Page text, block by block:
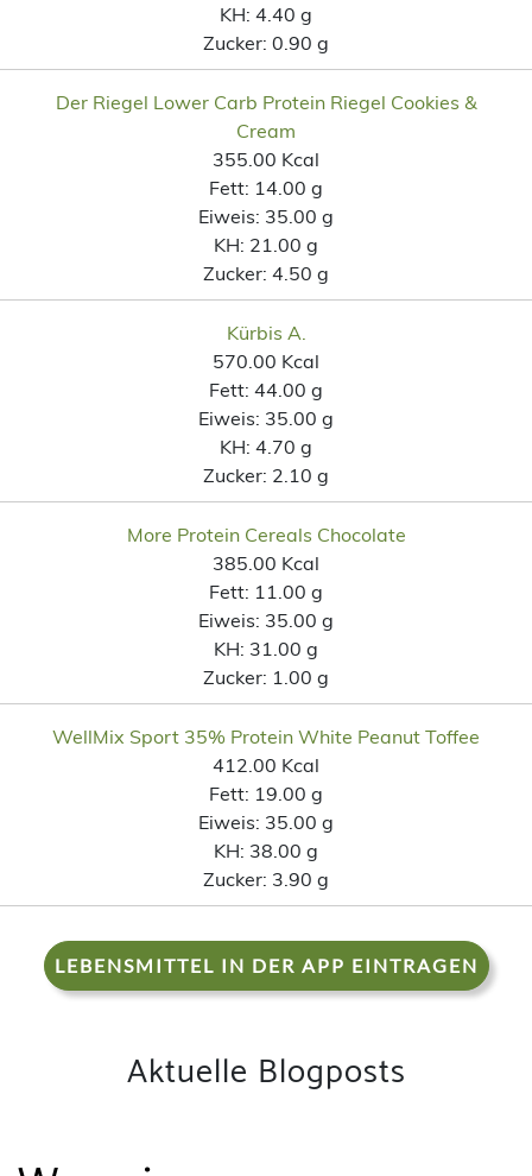
KH: 4.40 g
Zucker: 0.90 g
Der Riegel Lower Carb Protein Riegel Cookies &
Cream
355.00 Kcal
Fett: 14.00 g
Eiweis: 35.00 g
KH: 21.00 g
Zucker: 4.50 g
Kürbis A.
570.00 Kcal
Fett: 44.00 g
Eiweis: 35.00 g
KH: 4.70 g
Zucker: 2.10 g
More Protein Cereals Chocolate
385.00 Kcal
Fett: 11.00 g
Eiweis: 35.00 g
KH: 31.00 g
Zucker: 1.00 g
WellMix Sport 35% Protein White Peanut Toffee
412.00 Kcal
Fett: 19.00 g
Eiweis: 35.00 g
KH: 38.00 g
Zucker: 3.90 g
LEBENSMITTEL IN DER APP EINTRAGEN
Aktuelle Blogposts